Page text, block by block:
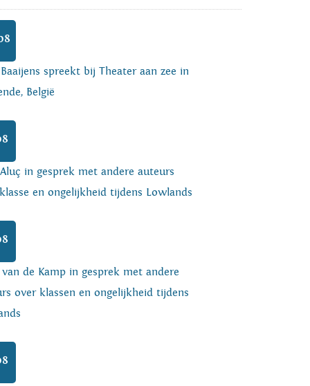
spreekt bij Theater aan zee in
België
in gesprek met andere auteurs
en ongelijkheid tijdens Lowlands
de Kamp in gesprek met andere
over klassen en ongelijkheid tijdens